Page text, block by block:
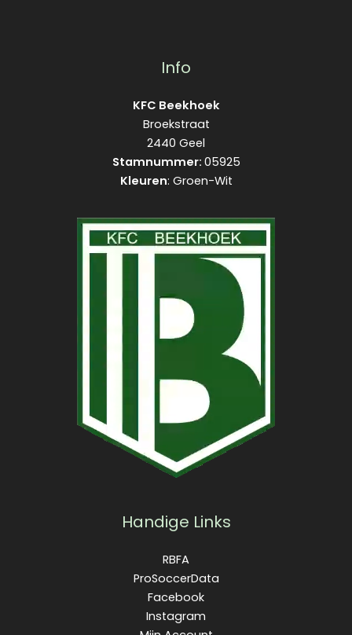
Info
KFC Beekhoek
Broekstraat
2440 Geel
Stamnummer: 05925
Kleuren: Groen-Wit
Handige Links
RBFA
ProSoccerData
Facebook
Instagram